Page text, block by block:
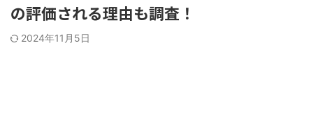
の評価される理由も調査！
2024年11月5日